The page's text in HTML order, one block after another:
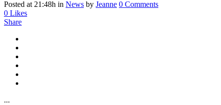
Posted at 21:48h in News by Jeanne 0 Comments
0 Likes
Share
...